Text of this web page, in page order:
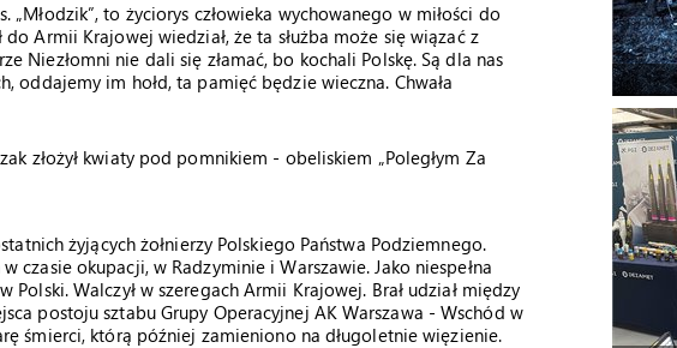
„Młodzik”, to życiorys człowieka wychowanego w miłości do
Armii Krajowej wiedział, że ta służba może się wiązać z
Niezłomni nie dali się złamać, bo kochali Polskę. Są dla nas
oddajemy im hołd, ta pamięć będzie wieczna. Chwała
złożył kwiaty pod pomnikiem - obeliskiem „Poległym Za
żyjących żołnierzy Polskiego Państwa Podziemnego.
czasie okupacji, w Radzyminie i Warszawie. Jako niespełna
Walczył w szeregach Armii Krajowej. Brał udział między
postoju sztabu Grupy Operacyjnej AK Warszawa - Wschód w
śmierci, którą później zamieniono na długoletnie więzienie.